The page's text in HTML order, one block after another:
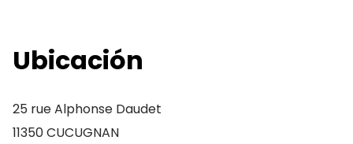
Ubicación
25 rue Alphonse Daudet
11350 CUCUGNAN